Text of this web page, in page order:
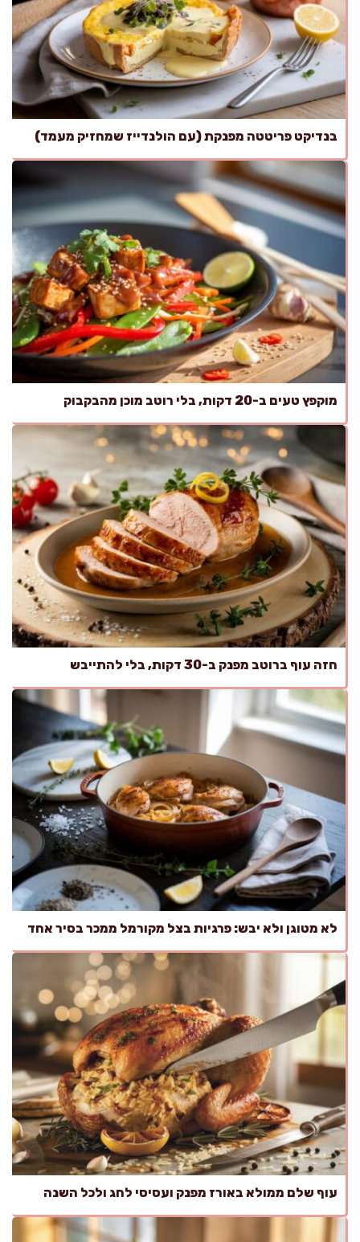
בנדיקט פריטטה מפנקת (עם הולנדייז שמחזיק מעמד)
מוקפץ טעים ב-20 דקות, בלי רוטב מוכן מהבקבוק
חזה עוף ברוטב מפנק ב-30 דקות, בלי להתייבש
לא מטוגן ולא יבש: פרגיות בצל מקורמל ממכר בסיר אחד
עוף שלם ממולא באורז מפנק ועסיסי לחג ולכל השנה